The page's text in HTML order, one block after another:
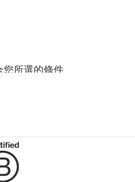
所選的條件